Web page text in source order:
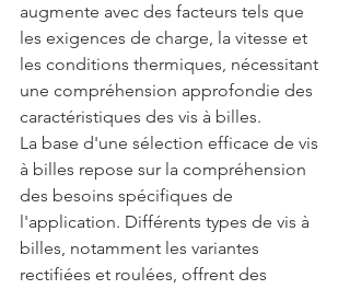
augmente avec des facteurs tels que
les exigences de charge, la vitesse et
les conditions thermiques, nécessitant
une compréhension approfondie des
caractéristiques des vis à billes.
La base d'une sélection efficace de vis
à billes repose sur la compréhension
des besoins spécifiques de
l'application. Différents types de vis à
billes, notamment les variantes
rectifiées et roulées, offrent des